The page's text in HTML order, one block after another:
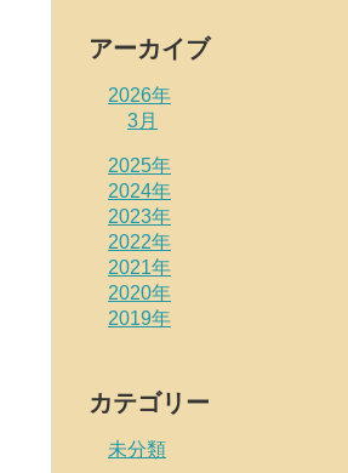
アーカイブ
2026年
3月
2025年
2024年
2023年
2022年
2021年
2020年
2019年
カテゴリー
未分類